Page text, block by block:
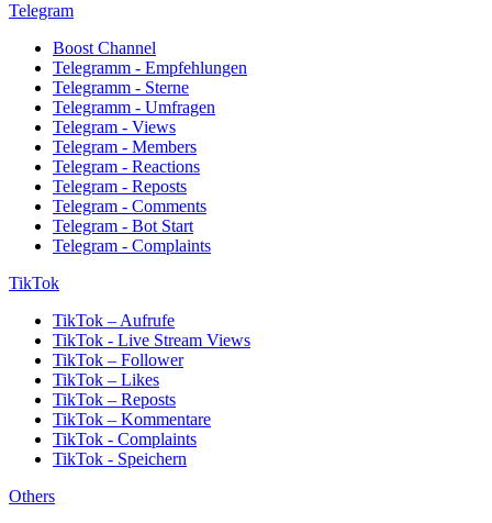
Telegram
Boost Channel
Telegramm - Empfehlungen
Telegramm - Sterne
Telegramm - Umfragen
Telegram - Views
Telegram - Members
Telegram - Reactions
Telegram - Reposts
Telegram - Comments
Telegram - Bot Start
Telegram - Complaints
TikTok
TikTok – Aufrufe
TikTok - Live Stream Views
TikTok – Follower
TikTok – Likes
TikTok – Reposts
TikTok – Kommentare
TikTok - Complaints
TikTok - Speichern
Others